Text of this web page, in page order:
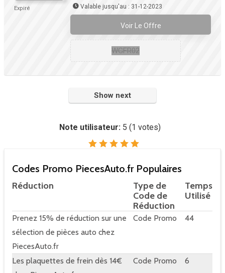
Expiré
Valable jusqu'au : 31-12-2023
Voir Le Offre
WGFR02
Show next
Note utilisateur: 5 (1 votes)
Codes Promo PiecesAuto.fr Populaires
Réduction
Type de
Code de
Réduction
Temps
Utilisé
Prenez 15% de réduction sur une
sélection de pièces auto chez
PiecesAuto.fr
Code Promo 44
Les plaquettes de frein dès 14€
Code Promo 6